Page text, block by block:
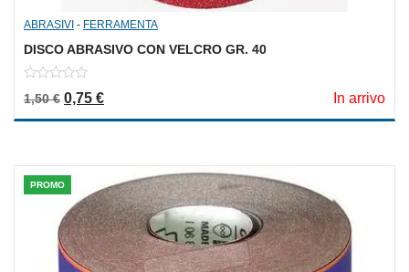
ABRASIVI - FERRAMENTA
DISCO ABRASIVO CON VELCRO GR. 40
out
1,50€ Il prezzo originale era: 1,50 €.
0,75 €Il prezzo attuale è: 0,75 €. In arrivo
PROMO